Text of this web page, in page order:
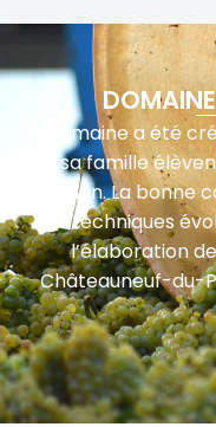
Le Domaine a été
et sa famille
tradition. La bonne
les techniques
l’élaboration
Châteauneuf-du-